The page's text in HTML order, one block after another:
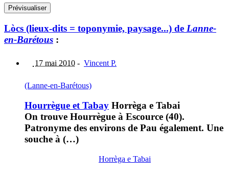
Lòcs (lieux-dits = toponymie, paysage...) de Lanne-
en-Barétous :
17 mai 2010 - Vincent P.
(Lanne-en-Barétous)
Hourrègue et Tabay Horrèga e Tabai
On trouve Hourrègue à Escource (40).
Patronyme des environs de Pau également. Une
souche à (…)
Horrèga e Tabai